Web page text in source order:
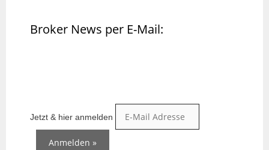
Broker News per E-Mail:
Jetzt & hier anmelden